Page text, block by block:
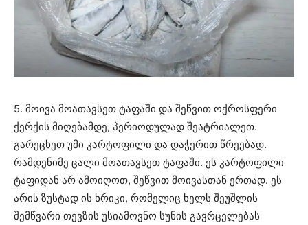
5. მოივა მოათავსეთ ტაფაში და შეწვით ოქროსფერი
ქერქის მიღებამდე, პერიოდულად შეატრიალეთ.
გარეცხეთ უმი კარტოფილი და დაჭერით წრეებად.
რამდენიმე ცალი მოათავსეთ ტაფაში. ეს კარტოფილი
ტაფიდან არ ამოიღოთ, შეწვით მოივასთან ერთად. ეს
არის ზუსტად ის ხრიკი, რომელიც ხელს შეუშლის
შემწვარი თევზის უსიამოვნო სუნის გავრცელებას